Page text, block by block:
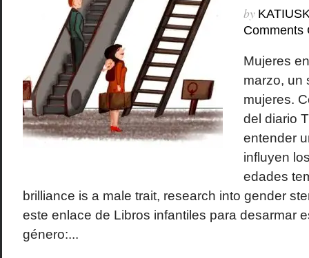
by
Comments
Mujeres
marzo, un
mujeres.
del diario
entender
influyen
edades
brilliance is a male trait, research into gender
este enlace de Libros infantiles para desarmar
género:...